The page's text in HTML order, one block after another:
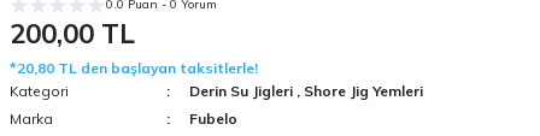
0.0 Puan - 0 Yorum
200,00 TL
*20,80 TL den başlayan taksitlerle!
Kategori
Derin Su Jigleri , Shore Jig Yemleri
Marka
Fubelo